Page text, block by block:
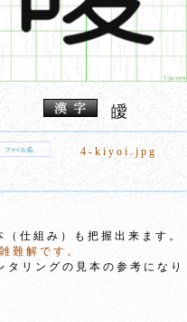
皧
4-kiyoi.jpg
（仕組み）も把握出来ます。
難解です。
リングの見本の参考になり